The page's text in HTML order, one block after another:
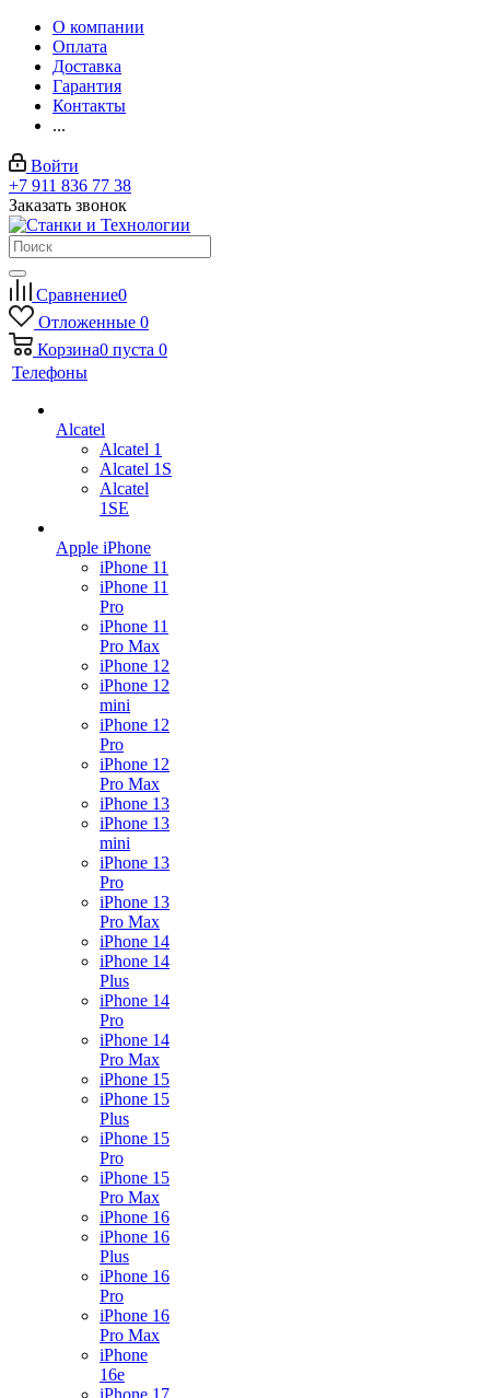
О компании
Оплата
Доставка
Гарантия
Контакты
...
Войти
+7 911 836 77 38
Заказать звонок
Сравнение0
Отложенные 0
Корзина0 пуста 0
Телефоны
Alcatel
Alcatel 1
Alcatel 1S
Alcatel
1SE
Apple iPhone
iPhone 11
iPhone 11
Pro
iPhone 11
Pro Max
iPhone 12
iPhone 12
mini
iPhone 12
Pro
iPhone 12
Pro Max
iPhone 13
iPhone 13
mini
iPhone 13
Pro
iPhone 13
Pro Max
iPhone 14
iPhone 14
Plus
iPhone 14
Pro
iPhone 14
Pro Max
iPhone 15
iPhone 15
Plus
iPhone 15
Pro
iPhone 15
Pro Max
iPhone 16
iPhone 16
Plus
iPhone 16
Pro
iPhone 16
Pro Max
iPhone
16e
iPhone 17